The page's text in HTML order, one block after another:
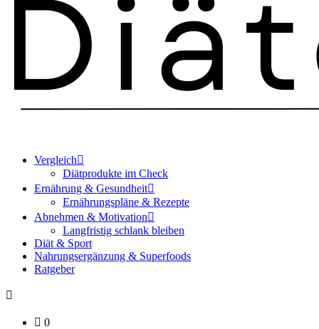
Vergleich
Diätprodukte im Check
Ernährung & Gesundheit
Ernährungspläne & Rezepte
Abnehmen & Motivation
Langfristig schlank bleiben
Diät & Sport
Nahrungsergänzung & Superfoods
Ratgeber
0